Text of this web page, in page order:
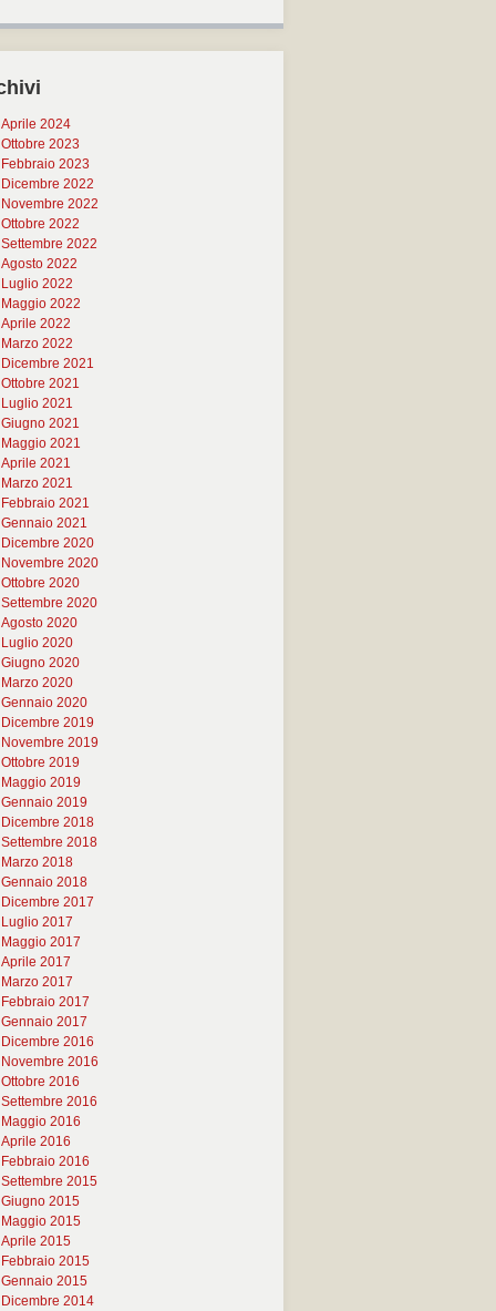
Aprile 2024
Ottobre 2023
Febbraio 2023
Dicembre 2022
Novembre 2022
Ottobre 2022
Settembre 2022
Agosto 2022
Luglio 2022
Maggio 2022
Aprile 2022
Marzo 2022
Dicembre 2021
Ottobre 2021
Luglio 2021
Giugno 2021
Maggio 2021
Aprile 2021
Marzo 2021
Febbraio 2021
Gennaio 2021
Dicembre 2020
Novembre 2020
Ottobre 2020
Settembre 2020
Agosto 2020
Luglio 2020
Giugno 2020
Marzo 2020
Gennaio 2020
Dicembre 2019
Novembre 2019
Ottobre 2019
Maggio 2019
Gennaio 2019
Dicembre 2018
Settembre 2018
Marzo 2018
Gennaio 2018
Dicembre 2017
Luglio 2017
Maggio 2017
Aprile 2017
Marzo 2017
Febbraio 2017
Gennaio 2017
Dicembre 2016
Novembre 2016
Ottobre 2016
Settembre 2016
Maggio 2016
Aprile 2016
Febbraio 2016
Settembre 2015
Giugno 2015
Maggio 2015
Aprile 2015
Febbraio 2015
Gennaio 2015
Dicembre 2014